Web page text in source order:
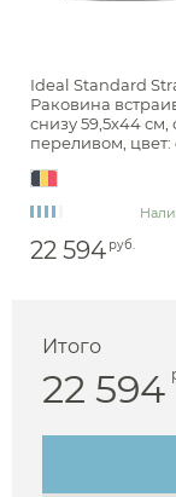
Ideal Standard
Раковина
снизу 59,5x44 см,
переливом, цвет:
22 594 руб.
Итого
22 594